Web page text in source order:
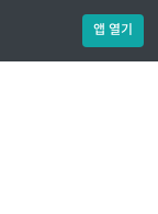
앱 열기